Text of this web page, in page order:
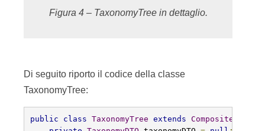
Figura 4 – TaxonomyTree in dettaglio.
Di seguito riporto il codice della classe
TaxonomyTree:
public class TaxonomyTree extends Composite